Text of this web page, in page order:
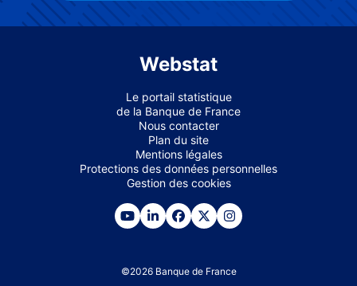
Webstat
Le portail statistique
de la Banque de France
Nous contacter
Plan du site
Mentions légales
Protections des données personnelles
Gestion des cookies
©2026 Banque de France